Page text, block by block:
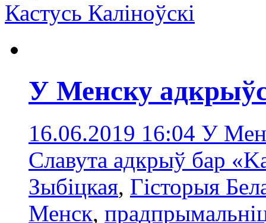
Кастусь Каліноўскі
У Менску
16.06.2019 16:04 У
Славута адкрыў бар
Зыбіцкая, Гісторыя
Менск,